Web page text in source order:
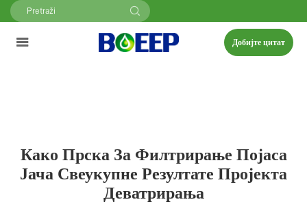
Добијте цитат
Како Прска За Филтрирање Појаса
Јача Свеукупне Резултате Пројекта
Деватрирања